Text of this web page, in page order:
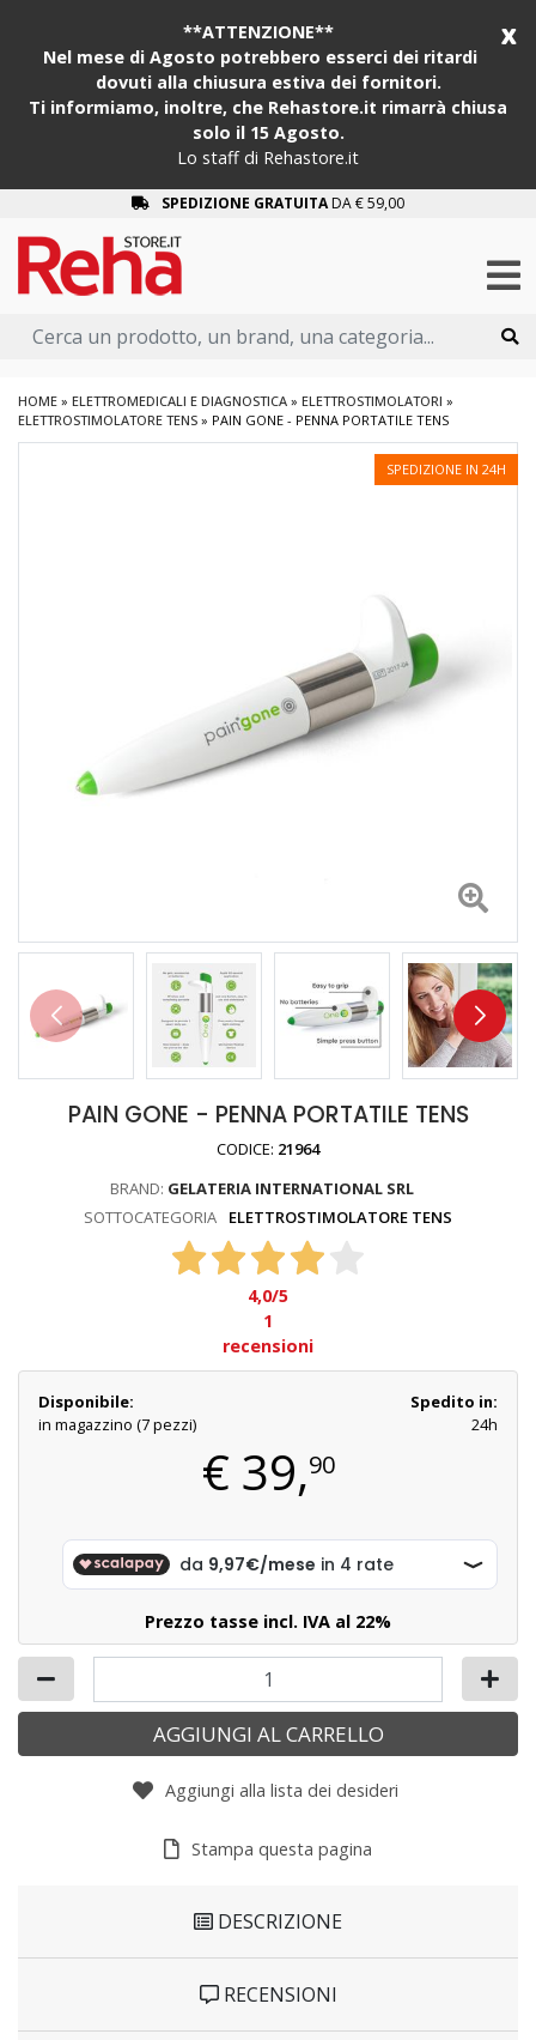
x
**ATTENZIONE**
Nel mese di Agosto potrebbero esserci dei ritardi
dovuti alla chiusura estiva dei fornitori.
Ti informiamo, inoltre, che Rehastore.it rimarrà chiusa
solo il 15 Agosto.
Lo staff di Rehastore.it
SPEDIZIONE GRATUITADA € 59,00
HOME » ELETTROMEDICALI E DIAGNOSTICA » ELETTROSTIMOLATORI »
ELETTROSTIMOLATORE TENS » PAIN GONE - PENNA PORTATILE TENS
SPEDIZIONE IN 24H
PAIN GONE - PENNA PORTATILE TENS
CODICE: 21964
BRAND: GELATERIA INTERNATIONAL SRL
SOTTOCATEGORIA
ELETTROSTIMOLATORE TENS
4,0/5
1
recensioni
Disponibile:
in magazzino (7 pezzi)
Spedito in:
24h
€ 39,90
Prezzo tasse incl. IVA al 22%
AGGIUNGI AL CARRELLO
Aggiungi alla lista dei desideri
Stampa questa pagina
DESCRIZIONE
RECENSIONI